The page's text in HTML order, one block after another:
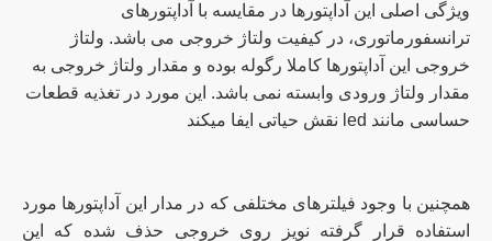
ویژگی اصلی این آداپتورها در مقایسه با آداپتورهای
ترانسفورماتوری، در کیفیت ولتاژ خروجی می باشد. ولتاژ
خروجی این آداپتورها کاملا رگوله بوده و مقدار ولتاژ خروجی به
مقدار ولتاژ ورودی وابسته نمی باشد. این مورد در تغذیه قطعات
حساسی مانند led نقش حیاتی ایفا میکند
همچنین با وجود فیلترهای مختلفی که در مدار این آداپتورها مورد
استفاده قرار گرفته نویز روی خروجی حذف شده که این